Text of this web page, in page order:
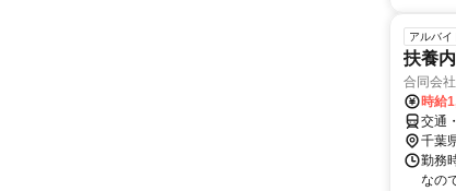
アルバイ
扶養
合同会
時給
交通
千葉
勤務
なの